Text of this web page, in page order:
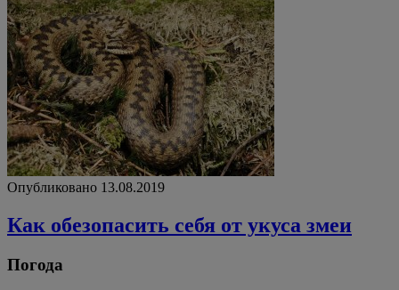
Опубликовано 13.08.2019
Как обезопасить себя от укуса змеи
Погода